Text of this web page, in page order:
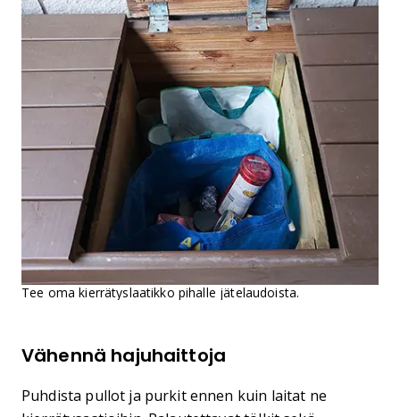
Tee oma kierrätyslaatikko pihalle jätelaudoista.
Vähennä hajuhaittoja
Puhdista pullot ja purkit ennen kuin laitat ne